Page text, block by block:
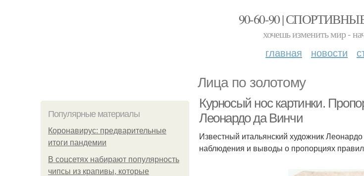
90-60-90 |
хочешь изменить мир -
главная новости
Лица по золотому
Популярные материалы
Коронавирус: предварительные
итоги пандемии
В соцсетях набирают популярность
чипсы из крапивы, которые
Курносый нос картинки.
Леонардо да Винчи
Известный итальянский художник
наблюдения и выводы о пропорциях